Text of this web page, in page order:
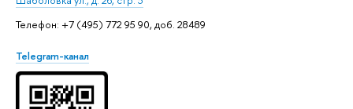
Телефон: +7 (495) 772 95 90, доб. 28489
Telegram-канал